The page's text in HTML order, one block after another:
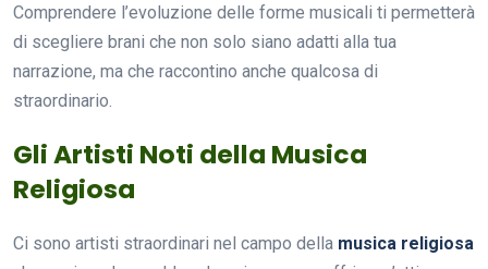
Comprendere l’evoluzione delle forme musicali ti permetterà
di scegliere brani che non solo siano adatti alla tua
narrazione, ma che raccontino anche qualcosa di
straordinario.
Gli Artisti Noti della Musica
Religiosa
Ci sono artisti straordinari nel campo della musica religiosa